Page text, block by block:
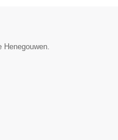
Henegouwen.